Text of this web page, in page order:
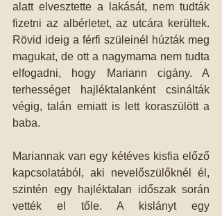
alatt elvesztette a lakását, nem tudták
fizetni az albérletet, az utcára kerültek.
Rövid ideig a férfi szüleinél húzták meg
magukat, de ott a nagymama nem tudta
elfogadni, hogy Mariann cigány. A
terhességet hajléktalanként csinálták
végig, talán emiatt is lett koraszülött a
baba.
Mariannak van egy kétéves kisfia előző
kapcsolatából, aki nevelőszülőknél él,
szintén egy hajléktalan időszak során
vették el tőle. A kislányt egy